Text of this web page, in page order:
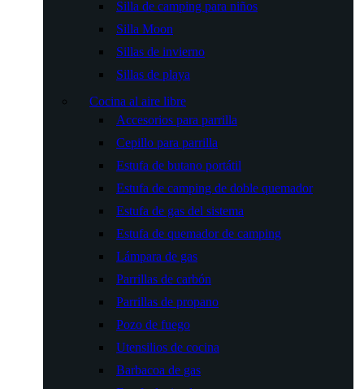
Silla de camping para niños
Silla Moon
Sillas de invierno
Sillas de playa
Cocina al aire libre
Accesorios para parrilla
Cepillo para parrilla
Estufa de butano portátil
Estufa de camping de doble quemador
Estufa de gas del sistema
Estufa de quemador de camping
Lámpara de gas
Parrillas de carbón
Parrillas de propano
Pozo de fuego
Utensilios de cocina
Barbacoa de gas